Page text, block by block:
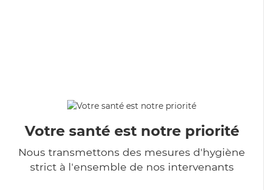
Votre santé est notre priorité
Nous transmettons des mesures d'hygiène
strict à l'ensemble de nos intervenants